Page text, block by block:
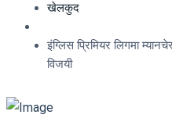
खेलकुद
इंग्लिस प्रिमियर लिगमा
विजयी